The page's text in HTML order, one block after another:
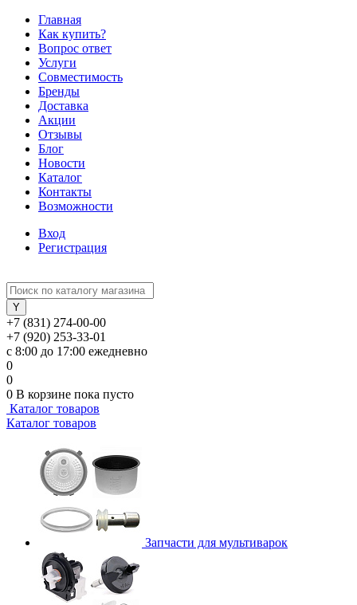
Главная
Как купить?
Вопрос ответ
Услуги
Совместимость
Бренды
Доставка
Акции
Отзывы
Блог
Новости
Каталог
Контакты
Возможности
Вход
Регистрация
+7 (831) 274-00-00
+7 (920) 253-33-01
с 8:00 до 17:00 ежедневно
0
0
0 В корзине пока пусто
Каталог товаров
Каталог товаров
Запчасти для мультиварок